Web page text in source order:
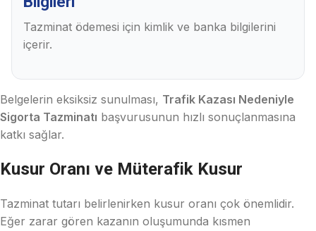
Tazminat ödemesi için kimlik ve banka bilgilerini
içerir.
Belgelerin eksiksiz sunulması, Trafik Kazası Nedeniyle
Sigorta Tazminatı başvurusunun hızlı sonuçlanmasına
katkı sağlar.
Kusur Oranı ve Müterafik Kusur
Tazminat tutarı belirlenirken kusur oranı çok önemlidir.
Eğer zarar gören kazanın oluşumunda kısmen